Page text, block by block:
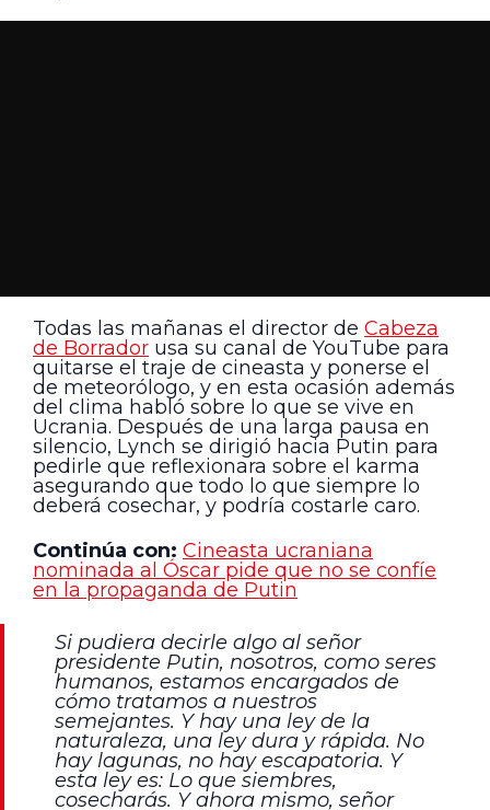
Todas las mañanas el director de Cabeza
de Borrador usa su canal de YouTube para
quitarse el traje de cineasta y ponerse el
de meteorólogo, y en esta ocasión además
del clima habló sobre lo que se vive en
Ucrania. Después de una larga pausa en
silencio, Lynch se dirigió hacia Putin para
pedirle que reflexionara sobre el karma
asegurando que todo lo que siempre lo
deberá cosechar, y podría costarle caro.
Continúa con: Cineasta ucraniana
nominada al Óscar pide que no se confíe
en la propaganda de Putin
Si pudiera decirle algo al señor
presidente Putin, nosotros, como seres
humanos, estamos encargados de
cómo tratamos a nuestros
semejantes. Y hay una ley de la
naturaleza, una ley dura y rápida. No
hay lagunas, no hay escapatoria. Y
esta ley es: Lo que siembres,
cosecharás. Y ahora mismo, señor